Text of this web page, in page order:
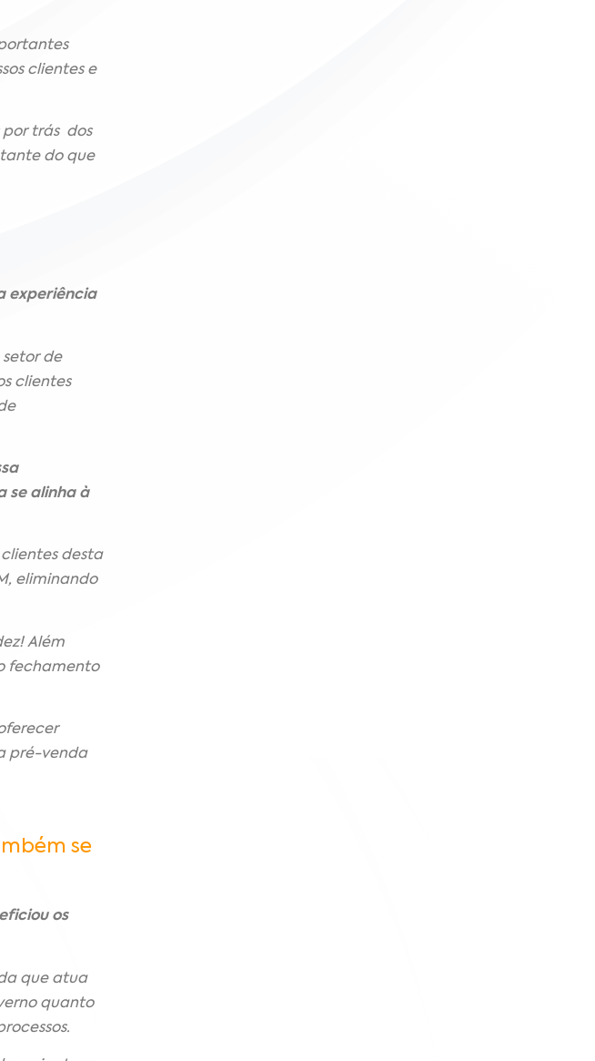
clientes e
por trás dos
do que
experiência
de
clientes
se alinha à
desta
eliminando
Além
fechamento
pré-venda
se
os
que atua
quanto